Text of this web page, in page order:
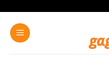
content